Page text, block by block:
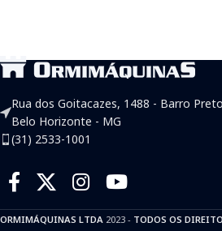
Rua dos Goitacazes, 1488 - Barro
Belo Horizonte - MG
(31) 2533-1001
ORMIMÁQUINAS LTDA 2023 - TODOS OS